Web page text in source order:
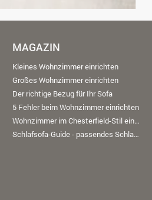
MAGAZIN
Kleines Wohnzimmer einrichten
Großes Wohnzimmer einrichten
Der richtige Bezug für Ihr Sofa
5 Fehler beim Wohnzimmer einrichten
Wohnzimmer im Chesterfield-Stil einrichten
Schlafsofa-Guide - passendes Schlafsofa finden